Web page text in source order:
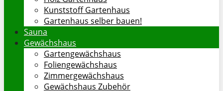
Kunststoff Gartenhaus
Gartenhaus selber bauen!
Sauna
Gewächshaus
Gartengewächshaus
Foliengewächshaus
Zimmergewächshaus
Gewächshaus Zubehör